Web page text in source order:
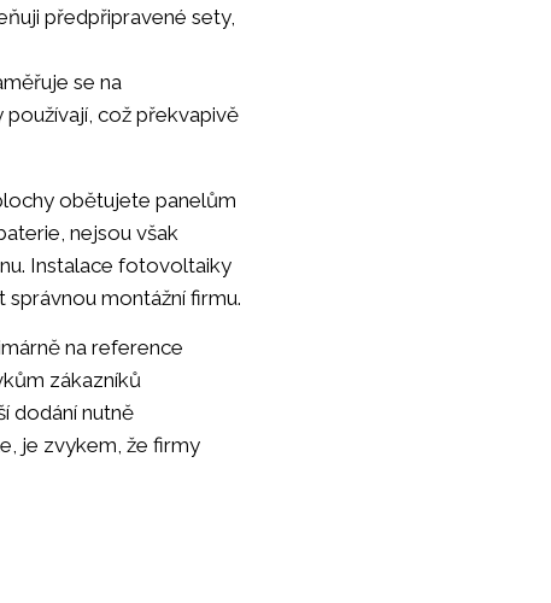
předpřipravené sety,
se na
což překvapivě
obětujete panelům
nejsou však
Instalace fotovoltaiky
montážní firmu.
na reference
zákazníků
dodání nutně
je zvykem, že firmy